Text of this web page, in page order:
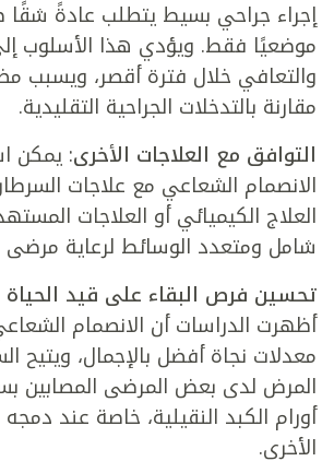
إجراء جراحي بسيط يتطلب عادةً شقًا
موضعيًا فقط. ويؤدي هذا الأسلوب
والتعافي خلال فترة أقصر، ويسبب
مقارنة بالتدخلات الجراحية التقليدية.
التوافق مع العلاجات الأخرى: يمكن
الانصمام الشعاعي مع علاجات
العلاج الكيميائي أو العلاجات
شامل ومتعدد الوسائط لرعاية مرضى
تحسين فرص البقاء على قيد الحياة
أظهرت الدراسات أن الانصمام
معدلات نجاة أفضل بالإجمال، ويتيح
المرض لدى بعض المرضى المصابين
أورام الكبد النقيلية، خاصة عند
الأخرى.